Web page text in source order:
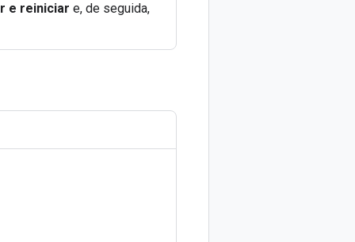
e reiniciar e, de seguida,